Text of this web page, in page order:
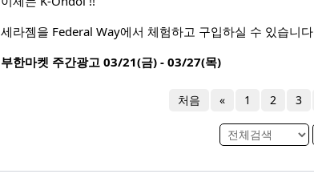
세라젬을 Federal Way에서 체험하고 구입하실 수 있습니다
부한마켓 주간광고 03/21(금) - 03/27(목)
처음 « 1 2 3